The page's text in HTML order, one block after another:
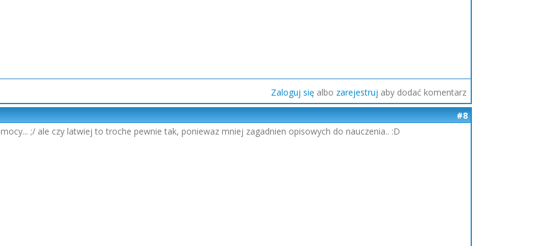
Zaloguj się albo zarejestruj aby dodać komentarz
#8
;/ ale czy latwiej to troche pewnie tak, poniewaz mniej zagadnien opisowych do nauczenia.. :D